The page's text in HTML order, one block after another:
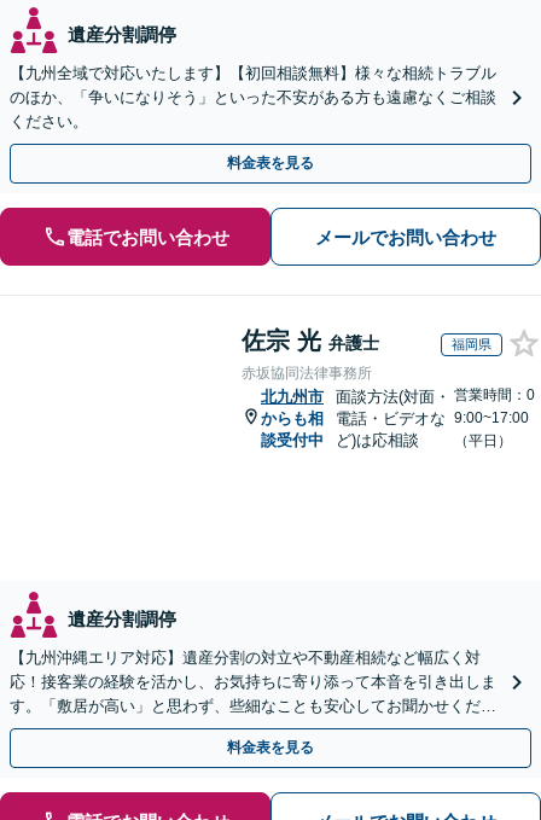
遺産分割調停
【九州全域で対応いたします】【初回相談無料】様々な相続トラブル
のほか、「争いになりそう」といった不安がある方も遠慮なくご相談
ください。
料金表を見る
電話でお問い合わせ メールでお問い合わせ
佐宗 光 弁護士 福岡県
赤坂協同法律事務所
北九州市
からも相
談受付中
面談方法(対面・
電話・ビデオな
ど)は応相談
営業時間：0
9:00~17:00
（平日）
遺産分割調停
【九州沖縄エリア対応】遺産分割の対立や不動産相続など幅広く対
応！接客業の経験を活かし、お気持ちに寄り添って本音を引き出しま
す。「敷居が高い」と思わず、些細なことも安心してお聞かせくださ
い【初回相談無料】【夜間・休日相談可】
料金表を見る